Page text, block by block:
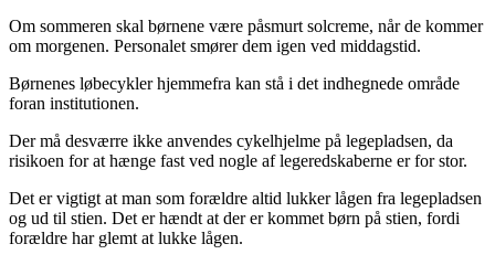
Om sommeren skal børnene være påsmurt solcreme, når de kommer
om morgenen. Personalet smører dem igen ved middagstid.
Børnenes løbecykler hjemmefra kan stå i det indhegnede område
foran institutionen.
Der må desværre ikke anvendes cykelhjelme på legepladsen, da
risikoen for at hænge fast ved nogle af legeredskaberne er for stor.
Det er vigtigt at man som forældre altid lukker lågen fra legepladsen
og ud til stien. Det er hændt at der er kommet børn på stien, fordi
forældre har glemt at lukke lågen.